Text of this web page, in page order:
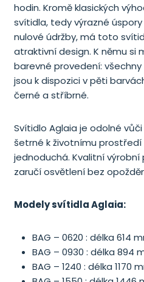
hodin. Kromě klasických
svítidla, tedy výrazné
nulové údržby, má toto
atraktivní design. K němu si
barevné provedení:
jsou k dispozici v pěti
černé a stříbrné.
Svítidlo Aglaia je odolné
šetrné k životnímu
jednoduchá. Kvalitní
zaručí osvětlení bez
Modely svítidla Aglaia:
BAG – 0620 : délka 614
BAG – 0930 : délka 894
BAG – 1240 : délka 1170